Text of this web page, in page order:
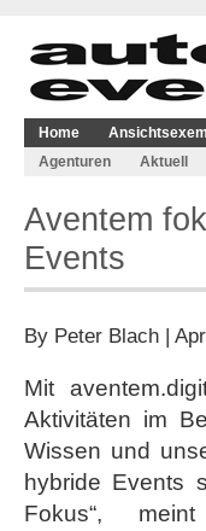
Home
Agenturen
Aktuell
Aventem
Events
By Peter Blach |
Mit
Aktivitäten im
Wissen und
hybride Events
Fokus“,